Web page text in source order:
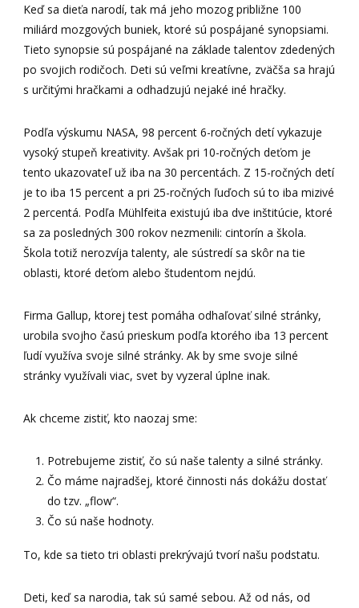
Keď sa dieťa narodí, tak má jeho mozog približne 100
miliárd mozgových buniek, ktoré sú pospájané synopsiami.
Tieto synopsie sú pospájané na základe talentov zdedených
po svojich rodičoch. Deti sú veľmi kreatívne, zväčša sa hrajú
s určitými hračkami a odhadzujú nejaké iné hračky.
Podľa výskumu NASA, 98 percent 6-ročných detí vykazuje
vysoký stupeň kreativity. Avšak pri 10-ročných deťom je
tento ukazovateľ už iba na 30 percentách. Z 15-ročných detí
je to iba 15 percent a pri 25-ročných ľuďoch sú to iba mizivé
2 percentá. Podľa Mühlfeita existujú iba dve inštitúcie, ktoré
sa za posledných 300 rokov nezmenili: cintorín a škola.
Škola totiž nerozvíja talenty, ale sústredí sa skôr na tie
oblasti, ktoré deťom alebo študentom nejdú.
Firma Gallup, ktorej test pomáha odhaľovať silné stránky,
urobila svojho časú prieskum podľa ktorého iba 13 percent
ľudí využíva svoje silné stránky. Ak by sme svoje silné
stránky využívali viac, svet by vyzeral úplne inak.
Ak chceme zistiť, kto naozaj sme:
Potrebujeme zistiť, čo sú naše talenty a silné stránky.
Čo máme najradšej, ktoré činnosti nás dokážu dostať
do tzv. „flow“.
Čo sú naše hodnoty.
To, kde sa tieto tri oblasti prekrývajú tvorí našu podstatu.
Deti, keď sa narodia, tak sú samé sebou. Až od nás, od